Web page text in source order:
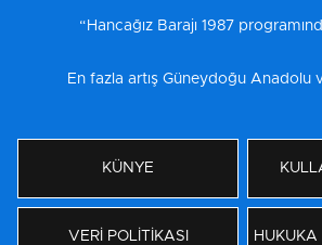
“Hancağız Barajı 1987
En fazla artış Güneydoğu Anadolu
KÜNYE
VERİ POLİTİKASI HUKUKA